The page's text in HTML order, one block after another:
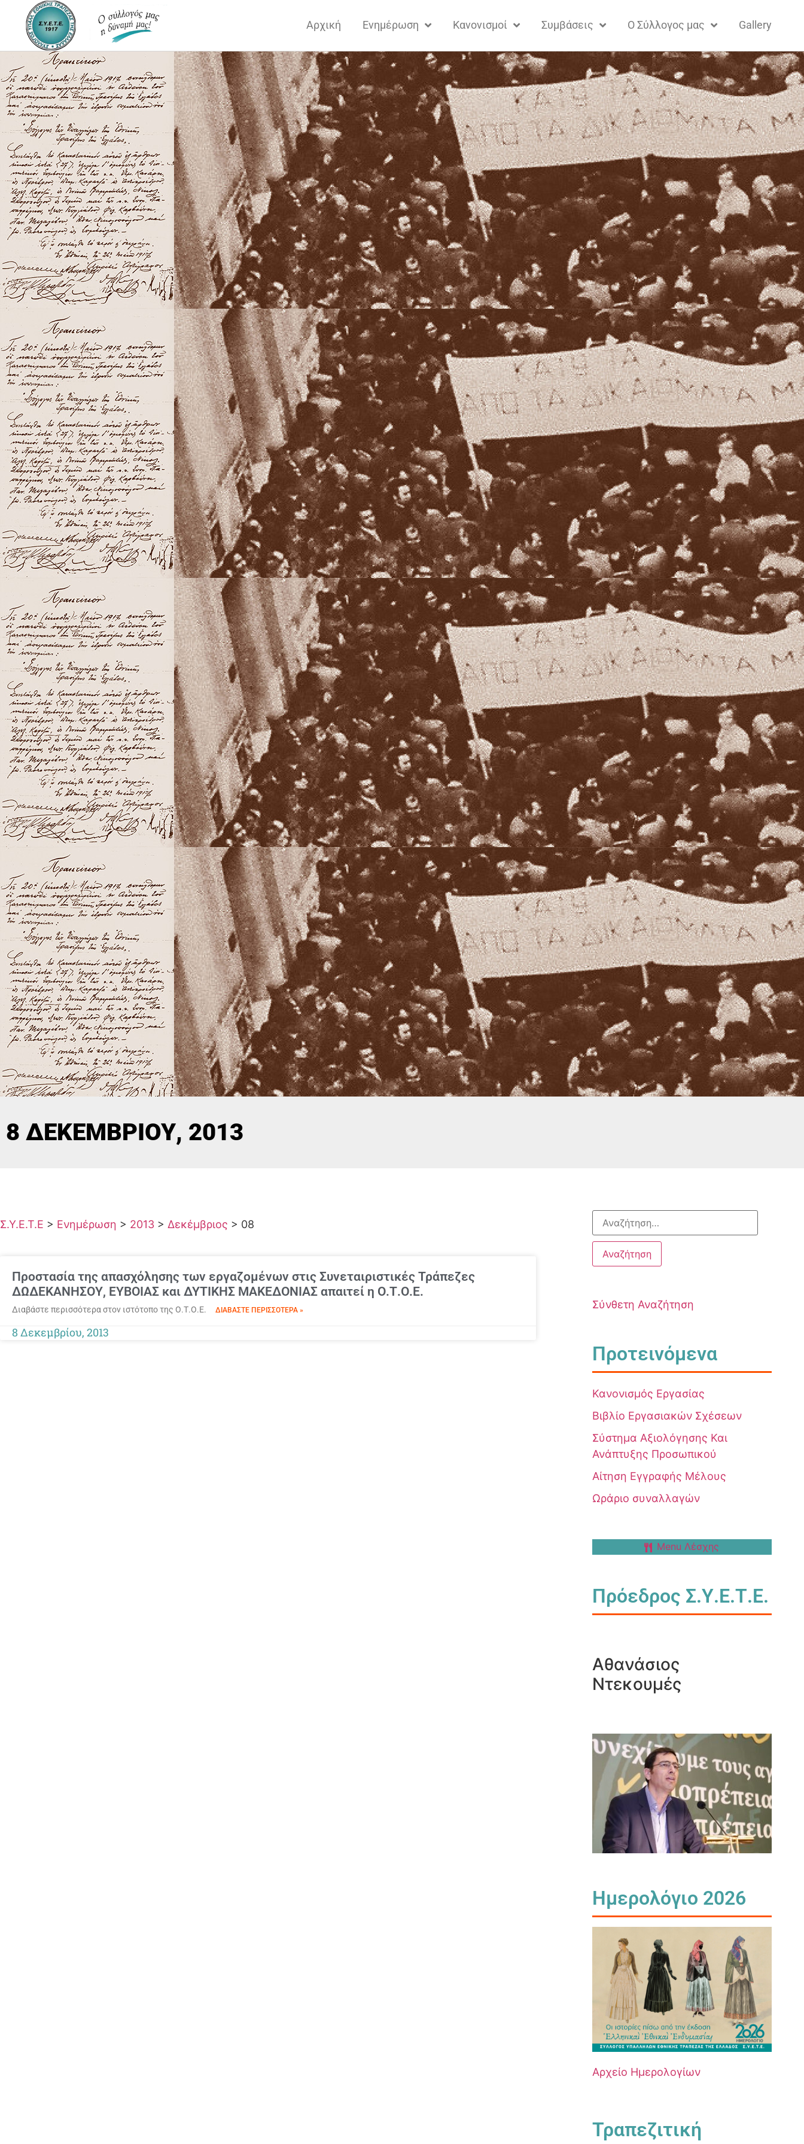
Αρχική Ενημέρωση Κανονισμοί Συμβάσεις Ο Σύλλογος μας Gallery
8 ΔΕΚΕΜΒΡΊΟΥ, 2013
Σ.Υ.Ε.Τ.Ε > Ενημέρωση > 2013 > Δεκέμβριος > 08
Προστασία της απασχόλησης των εργαζομένων στις Συνεταιριστικές Τράπεζες
ΔΩΔΕΚΑΝΗΣΟΥ, ΕΥΒΟΙΑΣ και ΔΥΤΙΚΗΣ ΜΑΚΕΔΟΝΙΑΣ απαιτεί η Ο.Τ.Ο.Ε.
Διαβάστε περισσότερα στον ιστότοπο της Ο.Τ.Ο.Ε. ΔΙΑΒΆΣΤΕ ΠΕΡΙΣΣΌΤΕΡΑ »
8 Δεκεμβρίου, 2013
Σύνθετη Αναζήτηση
Προτεινόμενα
Κανονισμός Εργασίας
Βιβλίο Εργασιακών Σχέσεων
Σύστημα Αξιολόγησης Και
Ανάπτυξης Προσωπικού
Αίτηση Εγγραφής Μέλους
Ωράριο συναλλαγών
Menu Λέσχης
Πρόεδρος Σ.Υ.Ε.Τ.Ε.
Αθανάσιος
Ντεκουμές
Ημερολόγιο 2026
Αρχείο Ημερολογίων
Τραπεζιτική